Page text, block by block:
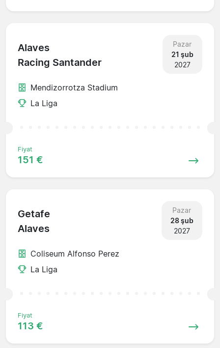
Alaves
Racing Santander
Pazar
21 şub
2027
Mendizorrotza Stadium
La Liga
Fiyat
151 €
Getafe
Alaves
Pazar
28 şub
2027
Coliseum Alfonso Perez
La Liga
Fiyat
113 €